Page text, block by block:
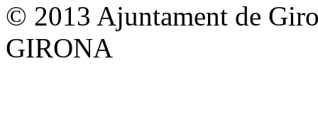
© 2013 Ajuntament de
GIRONA